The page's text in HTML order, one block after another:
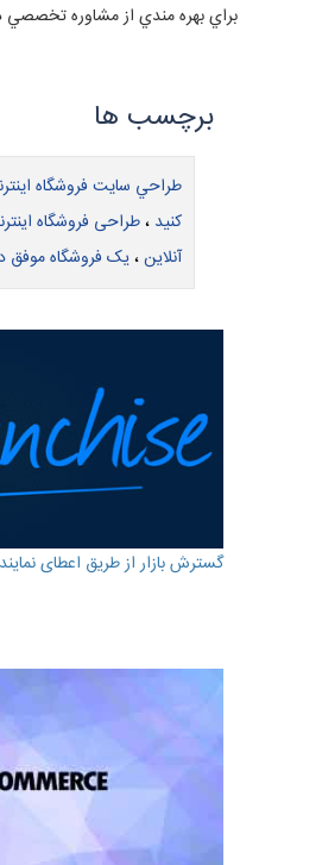
براي بهره مندي از مشاوره تخصصي
طراحي سايت فروشگاه
کنید ،طراحی فروشگاه
آنلاین،یک فروشگاه موفق
گسترش بازار از طریق اعطای